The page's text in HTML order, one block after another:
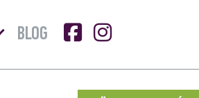
Menü
lenyitása
BLOG